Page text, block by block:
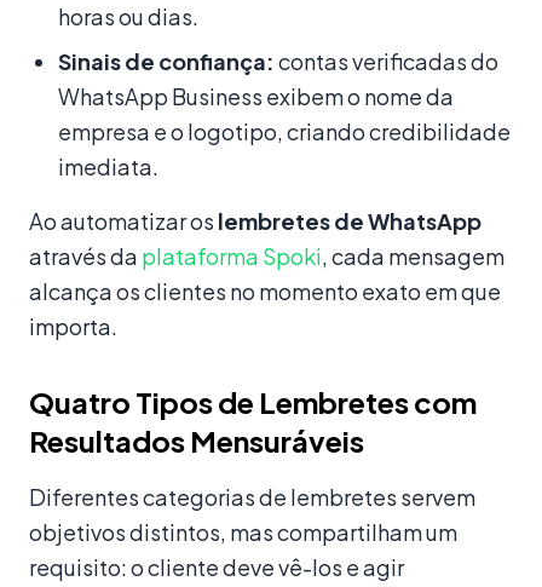
horas ou dias.
Sinais de confiança: contas verificadas do
WhatsApp Business exibem o nome da
empresa e o logotipo, criando credibilidade
imediata.
Ao automatizar os lembretes de WhatsApp
através da plataforma Spoki, cada mensagem
alcança os clientes no momento exato em que
importa.
Quatro Tipos de Lembretes com
Resultados Mensuráveis
Diferentes categorias de lembretes servem
objetivos distintos, mas compartilham um
requisito: o cliente deve vê-los e agir